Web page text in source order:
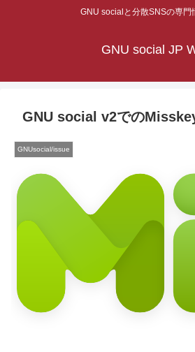
GNU socialと分散SNSの専門
GNU social JP
GNU social v2での
GNUsocial/issue